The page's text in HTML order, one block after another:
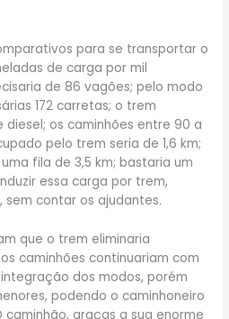
para se transportar o
de carga por mil
de 86 vagões; pelo modo
172 carretas; o trem
diesel; os caminhões entre 90 a
pelo trem seria de 1,6 km;
fila de 3,5 km; bastaria um
essa carga por trem,
sem contar os ajudantes.
que o trem eliminaria
caminhões continuariam com
dos modos, porém
podendo o caminhoneiro
graças a sua enorme